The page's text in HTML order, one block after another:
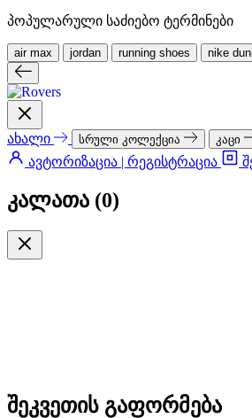
პოპულარული საძიებო ტერმინები
air max jordan running shoes nike
ახალი სრული კოლექცია კაცი
ავტორიზაცია | რეგისტრაცია
კალათა (0)
შეკვეთის გაფორმება